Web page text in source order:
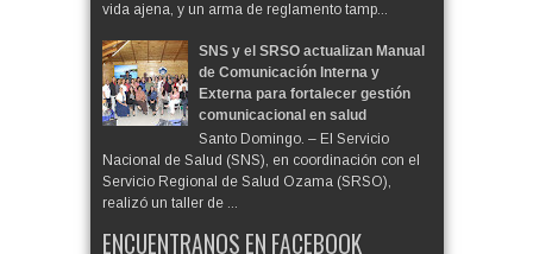
vida ajena, y un arma de reglamento tamp...
SNS y el SRSO actualizan Manual
de Comunicación Interna y
Externa para fortalecer gestión
comunicacional en salud
Santo Domingo. – El Servicio
Nacional de Salud (SNS), en coordinación con el
Servicio Regional de Salud Ozama (SRSO),
realizó un taller de ...
ENCUENTRANOS EN FACEBOOK